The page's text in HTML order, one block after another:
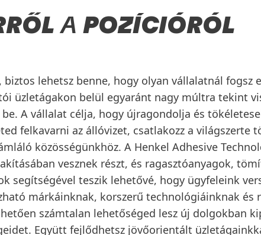
A POZÍCIÓRÓL
biztos lehetsz benne, hogy olyan vállalatnál fogsz
üzletágakon belül egyaránt nagy múltra tekint
A vállalat célja, hogy újragondolja és
felkavarni az állóvizet, csatlakozz a világszerte
közösségünkhöz. A Henkel Adhesive
vesznek részt, és ragasztóanyagok,
segítségével teszik lehetővé, hogy ügyfeleink
márkáinknak, korszerű technológiáinknak és
számtalan lehetőséged lesz új dolgokban
Együtt fejlődhetsz jövőorientált